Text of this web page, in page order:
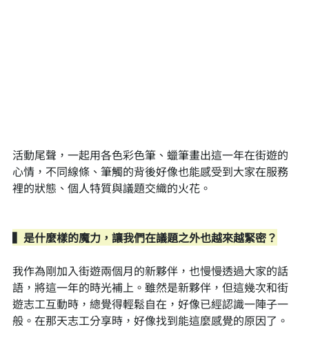
活動尾聲，一起用各色彩色筆、蠟筆畫出這一年在街遊的
心情，不同線條、筆觸的背後好像也能感受到大家在服務
裡的狀態、個人特質與議題交織的火花。
▍是什麼樣的魔力，讓我們在議題之外也越來越緊密？
我作為剛加入街遊兩個月的新夥伴，也慢慢透過大家的話
語，將這一年的時光補上。雖然是新夥伴，但這幾次和街
遊志工互動時，總覺得輕鬆自在，好像已經認識一陣子一
般。在那天志工分享時，好像找到能這麼感覺的原因了。